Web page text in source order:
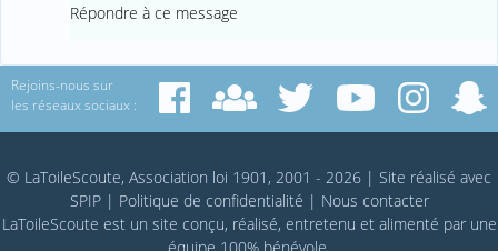
Répondre à ce message
Rejoins-nous sur
les réseaux sociaux :
© LaToileScoute, Association loi 1901, 2001 - 2026 | Site réalisé avec
SPIP| Politique de confidentialité | Nous contacter
LaToileScoute est un site conçu, réalisé, entretenu et alimenté par une